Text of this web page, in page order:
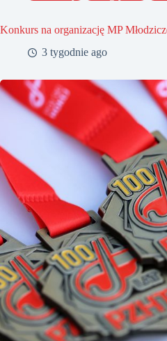
Konkurs na organizację MP
3 tygodnie ago